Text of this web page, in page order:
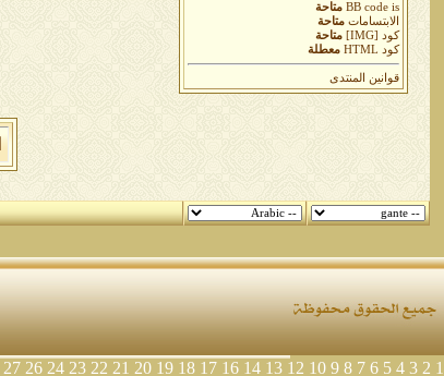
BB codeis
متاحة
الابتسامات متاحة
كود [IMG]
متاحة
كود HTML
معطلة
قوانين المنتدى
1
2
3
4
5
6
7
8
9
10
12
13
14
16
17
18
19
20
21
22
23
24
26
27